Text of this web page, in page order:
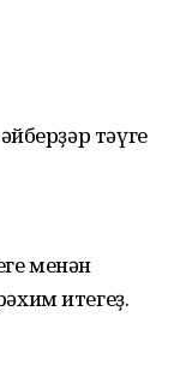
тәүге
менән
итегеҙ.